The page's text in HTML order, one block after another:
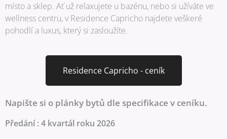
místo a sklep. Ať už relaxujete u bazénu, nebo si užíváte ve
wellness centru, v Residence Capricho najdete veškeré
pohodlí a luxus, který si zasloužíte.
Residence Capricho - ceník
Napište si o plánky bytů dle specifikace v ceníku.
Předání : 4 kvartál roku 2026